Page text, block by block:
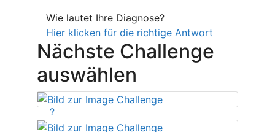
Wie lautet Ihre Diagnose?
Hier klicken für die richtige Antwort
Nächste Challenge
auswählen
?